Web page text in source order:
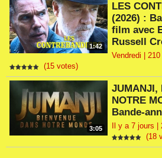
1:42
LES
(2026) :
film avec
Russell
Vendredi |
(15 votes)
3:05
JUMANJI,
NOTRE
Bande-
Il y a 7 jours |
(18